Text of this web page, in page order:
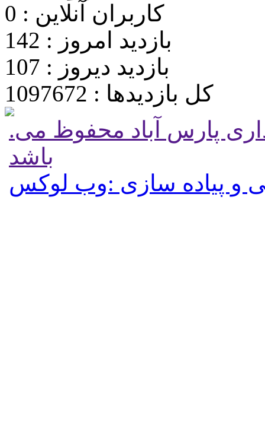
کاربران آنلاین : 0
بازدید امروز : 142
بازدید دیروز : 107
کل بازدیدها : 1097672
.تمامی حقوق برای پایگاه شهرداری پارس آباد محفوظ می
باشد
و پیاده سازی :وب لوکس